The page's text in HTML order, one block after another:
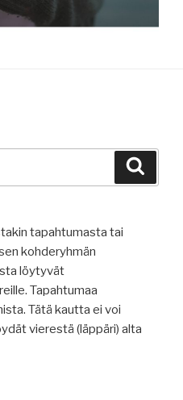
tapahtumasta tai
kohderyhmän
löytyvät
Tapahtumaa
Tätä kautta ei voi
vierestä (läppäri) alta